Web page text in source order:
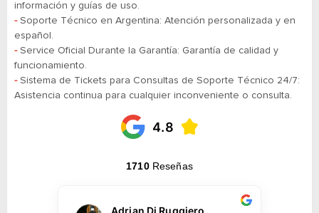
información y guías de uso.
- Soporte Técnico en Argentina: Atención personalizada y en
español.
- Service Oficial Durante la Garantía: Garantía de calidad y
funcionamiento.
- ​​​​​​​Sistema de Tickets para Consultas de Soporte Técnico 24/7:
Asistencia continua para cualquier inconveniente o consulta.